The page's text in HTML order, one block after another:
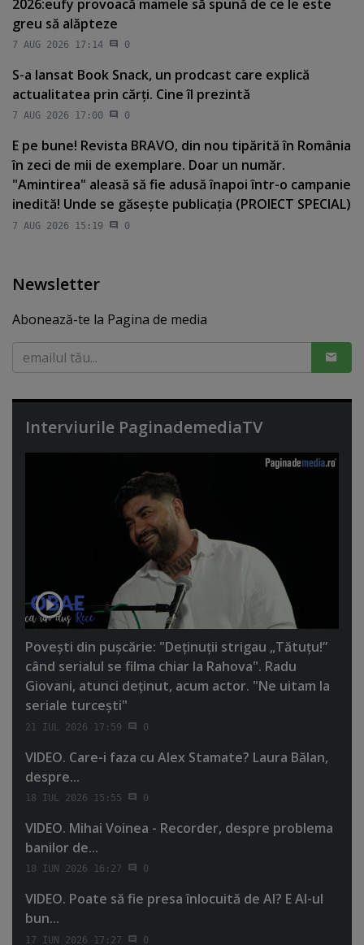
2026:eufy provoacă mamele să spună de ce le este
greu să alăpteze
7 AUG 2026 17:14 0
S-a lansat Book Snack, un prodcast care explică
actualitatea prin cărţi. Cine îl prezintă
7 AUG 2026 17:00 0
E pe bune! Revista BRAVO, din nou tipărită în România
în zeci de mii de exemplare. Doar un număr.
"Amintirea" aleasă să fie adusă înapoi într-o campanie
inedită! Unde se găseşte publicaţia (PROIECT SPECIAL)
7 AUG 2026 15:19 0
Newsletter
Abonează-te la Pagina de media
Interviurile PaginademediaTV
Poveşti din puşcărie: "Deţinuţii strigau „Tătuţu!”
când serialul se filma chiar la Rahova". Radu
Giovani, atunci deţinut, acum actor. "Ne uitam la
seriale turceşti"
21 IUL 2026 17:59 0
VIDEO. Care-i faza cu Alex Stamate? Laura Bălan,
despre...
18 IUL 2026 15:55 0
VIDEO. Mihai Voinea - Recorder, despre problema
banilor de...
18 IUN 2026 16:27 0
VIDEO. Poate să fie presa înlocuită de AI? E AI-ul
bun...
17 IUN 2026 17:27 0